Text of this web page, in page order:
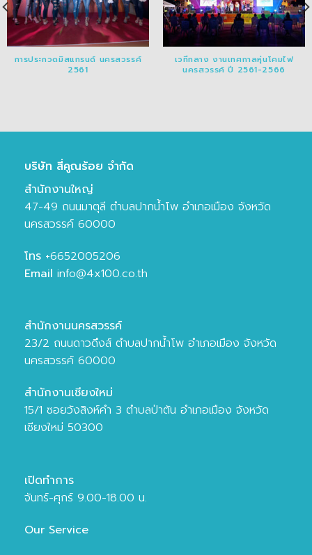
การประกวดมิสแกรนด์ นครสวรรค์
2561
เวทีกลาง งานเทศกาลหุ่นโคมไฟ
นครสวรรค์ ปี 2561-2566
บริษัท สี่คูณร้อย จำกัด
สำนักงานใหญ่
47-49 ถนนมาตุลี ตำบลปากน้ำโพ อำเภอเมือง จังหวัด
นครสวรรค์ 60000
โทร +6652005206
Email info@4x100.co.th
สำนักงานนครสวรรค์
23/2 ถนนดาวดึงส์ ตำบลปากน้ำโพ อำเภอเมือง จังหวัด
นครสวรรค์ 60000
สำนักงานเชียงใหม่
15/1 ซอยวังสิงห์คำ 3 ตำบลป่าตัน อำเภอเมือง จังหวัด
เชียงใหม่ 50300
เปิดทำการ
จันทร์-ศุกร์ 9.00-18.00 น.
Our Service